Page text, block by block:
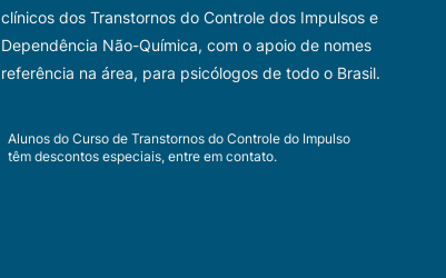
clínicos dos Transtornos do Controle dos Impulsos e
Dependência Não-Química, com o apoio de nomes
referência na área, para psicólogos de todo o Brasil.
Alunos do Curso de Transtornos do Controle do Impulso
têm descontos especiais, entre em contato.